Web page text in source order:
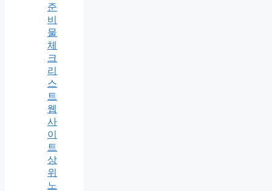
준
비
물
체
크
리
스
트
웹
사
이
트
상
위
노